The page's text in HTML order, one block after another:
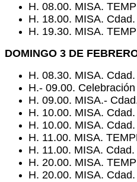
H. 08.00. MISA.
H. 18.00. MISA.
H. 19.30. MISA.
DOMINGO 3 DE
H. 08.30. MISA.
H.- 09.00.
H. 09.00. MISA.-
H. 10.00. MISA.
H. 10.00. MISA.
H. 11.00. MISA.
H. 11.00. MISA.
H. 20.00. MISA.
H. 20.00. MISA.